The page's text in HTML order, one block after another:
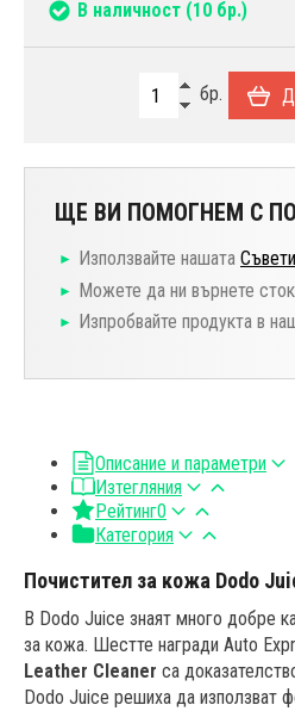
В наличност (10 бр.)
бр.
ЩЕ ВИ ПОМОГНЕМ С
Използвайте нашата
Можете да ни върнете
Изпробвайте продукта в
Описание и параметри
Изтегляния
Рейтинг0
Категория
Почистител за кожа Dodo
В Dodo Juice знаят много добре
за кожа. Шестте награди Auto
Leather Cleaner са
Dodo Juice решиха да използват